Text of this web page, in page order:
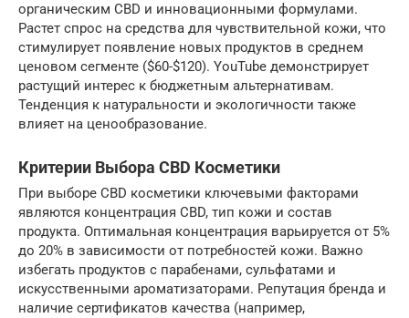
органическим CBD и инновационными формулами.
Растет спрос на средства для чувствительной кожи, что
стимулирует появление новых продуктов в среднем
ценовом сегменте ($60-$120). YouTube демонстрирует
растущий интерес к бюджетным альтернативам.
Тенденция к натуральности и экологичности также
влияет на ценообразование.
Критерии Выбора CBD Косметики
При выборе CBD косметики ключевыми факторами
являются концентрация CBD, тип кожи и состав
продукта. Оптимальная концентрация варьируется от 5%
до 20% в зависимости от потребностей кожи. Важно
избегать продуктов с парабенами, сульфатами и
искусственными ароматизаторами. Репутация бренда и
наличие сертификатов качества (например,